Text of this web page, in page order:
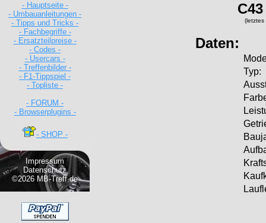
- Hauptseite -
- Umbauanleitungen -
- Tipps und Tricks -
- Fachbegriffe -
- Ersatzteilpreise -
- Codes -
- Usercars -
- Treffenbilder -
- F1-Tippspiel -
- Topliste -
- FORUM -
- Browserplugins -
- SHOP -
Impressum
Datenschutz
©2026 MB-Treff.de
(letztes
Daten:
Typ: